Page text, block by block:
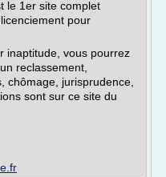
le 1er site complet
pour
inaptitude, vous pourrez
reclassement,
chômage, jurisprudence,
sont sur ce site du